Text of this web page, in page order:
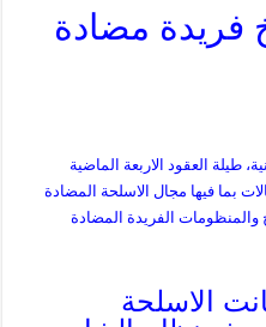
فريدة مضادة
طيلة العقود الاربعة الماضية
بما فيها مجال الاسلحة المضادة
والمنظومات الفريدة المضادة
الاسلحة